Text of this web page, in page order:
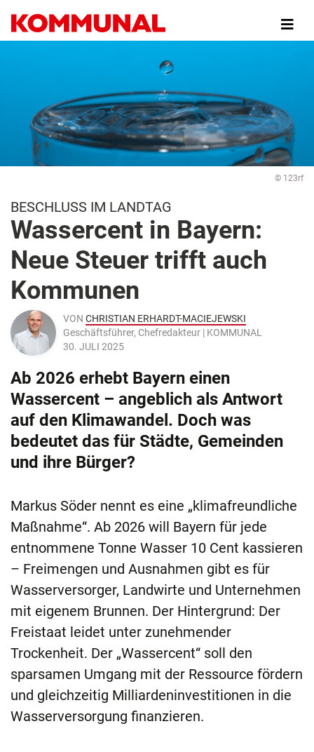
zum
Inhalt
© 123rf
BESCHLUSS IM LANDTAG
Wassercent in Bayern:
Neue Steuer trifft auch
Kommunen
VON CHRISTIAN ERHARDT-MACIEJEWSKI
Geschäftsführer, Chefredakteur | KOMMUNAL
30. JULI 2025
Ab 2026 erhebt Bayern einen
Wassercent – angeblich als Antwort
auf den Klimawandel. Doch was
bedeutet das für Städte, Gemeinden
und ihre Bürger?
Markus Söder nennt es eine „klimafreundliche
Maßnahme“. Ab 2026 will Bayern für jede
entnommene Tonne Wasser 10 Cent kassieren
– Freimengen und Ausnahmen gibt es für
Wasserversorger, Landwirte und Unternehmen
mit eigenem Brunnen. Der Hintergrund: Der
Freistaat leidet unter zunehmender
Trockenheit. Der „Wassercent“ soll den
sparsamen Umgang mit der Ressource fördern
und gleichzeitig Milliardeninvestitionen in die
Wasserversorgung finanzieren.